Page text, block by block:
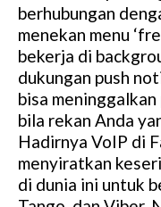
berhubungan
menekan menu
bekerja di
dukungan push
bisa
bila rekan Anda
Hadirnya VoIP di
menyiratkan
di dunia ini untuk